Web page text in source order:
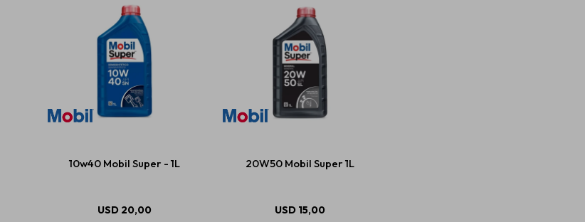
10w40 Mobil Super - 1L
USD 20,00
20W50 Mobil Super 1L
USD 15,00